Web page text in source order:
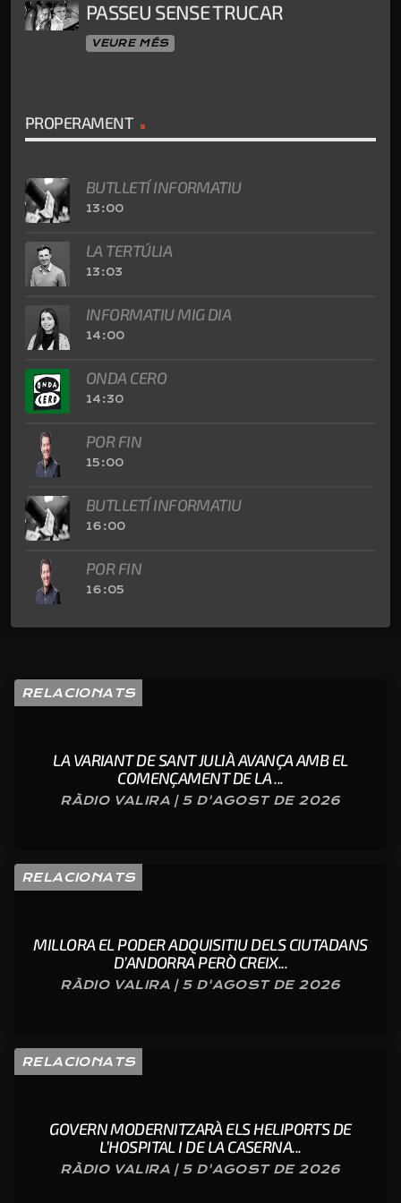
PASSEU SENSE TRUCAR
VEURE MÉS
PROPERAMENT
BUTLLETÍ INFORMATIU
13:00
LA TERTÚLIA
13:03
INFORMATIU MIG DIA
14:00
ONDA CERO
14:30
POR FIN
15:00
BUTLLETÍ INFORMATIU
16:00
POR FIN
16:05
RELACIONATS
LA VARIANT DE SANT JULIÀ AVANÇA AMB EL
COMENÇAMENT DE LA ...
RÀDIO VALIRA | 5 D'AGOST DE 2026
RELACIONATS
MILLORA EL PODER ADQUISITIU DELS CIUTADANS
D’ANDORRA PERÒ CREIX...
RÀDIO VALIRA | 5 D'AGOST DE 2026
RELACIONATS
GOVERN MODERNITZARÀ ELS HELIPORTS DE
L’HOSPITAL I DE LA CASERNA...
RÀDIO VALIRA | 5 D'AGOST DE 2026